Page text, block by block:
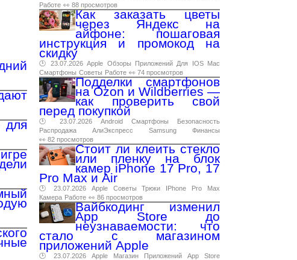
для
Работе 👀 88 просмотров
Как заказать цветы
через Яндекс на
айфоне: пошаговая
инструкция и промокод на
скидку
🕑 23.07.2026 Apple Обзоры Приложений Для IOS
Mac
Смартфоны Советы Работе 👀 74 просмотров
Подделки смартфонов
на Ozon и Wildberries —
как проверить свой
перед покупкой
🕑 23.07.2026 Android Смартфоны
Безопасность
Распродажа
АлиЭкспресс Samsung
Финансы
👀 82 просмотров
Стоит ли клеить стекло
или пленку на блок
камер iPhone 17 Pro, 17
Pro Max и Air
🕑 23.07.2026 Apple Советы Трюки IPhone Pro
Max
Камера Работе 👀 86 просмотров
Вайбкодинг изменил
App Store до
неузнаваемости: что
стало с магазином
приложений Apple
🕑 23.07.2026 Apple Магазин Приложений App
Store